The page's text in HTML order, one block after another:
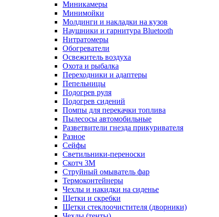
Миникамеры
Минимойки
Молдинги и накладки на кузов
Наушники и гарнитура Bluetooth
Нитратомеры
Обогреватели
Освежитель воздуха
Охота и рыбалка
Переходники и адаптеры
Пепельницы
Подогрев руля
Подогрев сидений
Помпы для перекачки топлива
Пылесосы автомобильные
Разветвители гнезда прикуривателя
Разное
Сейфы
Светильники-переноски
Скотч 3М
Струйный омыватель фар
Термоконтейнеры
Чехлы и накидки на сиденье
Щетки и скребки
Щетки стеклоочистителя (дворники)